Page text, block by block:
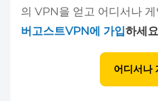
의 VPN을 얻고 어디서나
버고스트VPN에 가입하세
어디서나